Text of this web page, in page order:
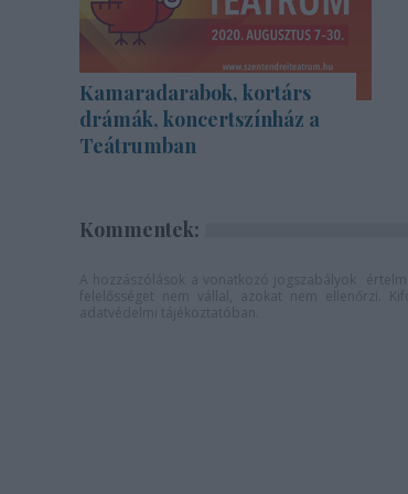
Kamaradarabok, kortárs
drámák, koncertszínház a
Teátrumban
Kommentek: